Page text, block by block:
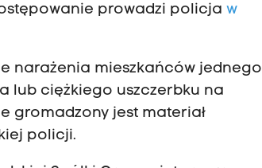
prowadzi policjaw
narażenia mieszkańców jednego
lub ciężkiego uszczerbku na
gromadzony jest materiał
policji.